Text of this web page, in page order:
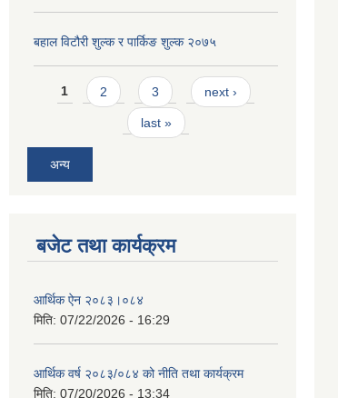
बहाल विटौरी शुल्क र पार्किङ शुल्क २०७५
Pages
1 2 3 next ›
last »
अन्य
बजेट तथा कार्यक्रम
आर्थिक ऐन २०८३।०८४
मिति: 07/22/2026 - 16:29
आर्थिक वर्ष २०८३/०८४ को नीति तथा कार्यक्रम
मिति: 07/20/2026 - 13:34